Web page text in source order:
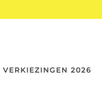
VERKIEZINGEN 2026